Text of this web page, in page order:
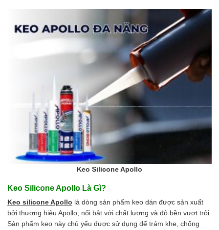
Keo Silicone Apollo
Keo Silicone Apollo Là Gì?
Keo silicone Apollo là dòng sản phẩm keo dán được sản xuất
bởi thương hiệu Apollo, nổi bật với chất lượng và độ bền vượt trội.
Sản phẩm keo này chủ yếu được sử dụng để trám khe, chống